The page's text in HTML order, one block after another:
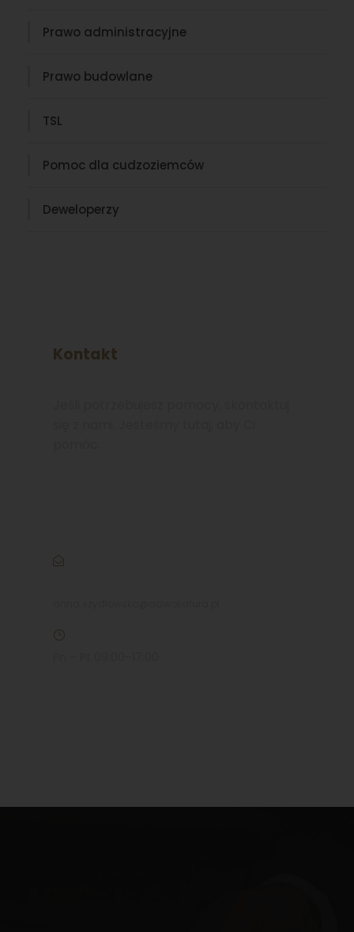
Prawo administracyjne
Prawo budowlane
TSL
Pomoc dla cudzoziemców
Deweloperzy
Kontakt